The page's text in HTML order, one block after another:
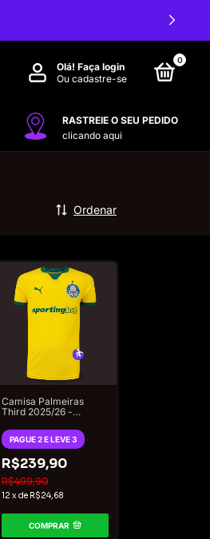
Olá! Faça login
Ou cadastre-se
0
VERSÃO JOGADOR CONJUNTOS
RASTREIE O SEU PEDIDO
clicando aqui
Ordenar
Camisa Palmeiras
Third 2025/26 -
Masculino - Amarelo
PAGUE 2 E LEVE 3
R$239,90
R$499,90
12 xde R$24,68
COMPRAR